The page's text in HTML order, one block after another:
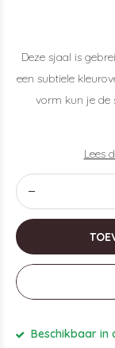
Deze sjaal is
een subtiele
vorm kun je de
Lees
Beschikbaar in